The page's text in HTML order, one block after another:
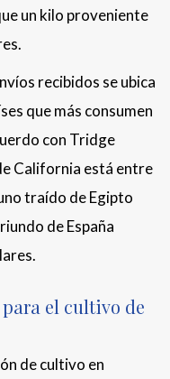
un kilo proveniente
recibidos se ubica
que más consumen
con Tridge
California está entre
traído de Egipto
de España
el cultivo de
de cultivo en